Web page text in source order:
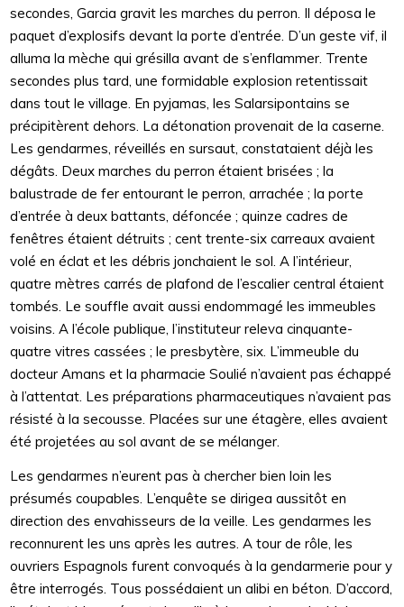
secondes, Garcia gravit les marches du perron. Il déposa le
paquet d’explosifs devant la porte d’entrée. D’un geste vif, il
alluma la mèche qui grésilla avant de s’enflammer. Trente
secondes plus tard, une formidable explosion retentissait
dans tout le village. En pyjamas, les Salarsipontains se
précipitèrent dehors. La détonation provenait de la caserne.
Les gendarmes, réveillés en sursaut, constataient déjà les
dégâts. Deux marches du perron étaient brisées ; la
balustrade de fer entourant le perron, arrachée ; la porte
d’entrée à deux battants, défoncée ; quinze cadres de
fenêtres étaient détruits ; cent trente-six carreaux avaient
volé en éclat et les débris jonchaient le sol. A l’intérieur,
quatre mètres carrés de plafond de l’escalier central étaient
tombés. Le souffle avait aussi endommagé les immeubles
voisins. A l’école publique, l’instituteur releva cinquante-
quatre vitres cassées ; le presbytère, six. L’immeuble du
docteur Amans et la pharmacie Soulié n’avaient pas échappé
à l’attentat. Les préparations pharmaceutiques n’avaient pas
résisté à la secousse. Placées sur une étagère, elles avaient
été projetées au sol avant de se mélanger.
Les gendarmes n’eurent pas à chercher bien loin les
présumés coupables. L’enquête se dirigea aussitôt en
direction des envahisseurs de la veille. Les gendarmes les
reconnurent les uns après les autres. A tour de rôle, les
ouvriers Espagnols furent convoqués à la gendarmerie pour y
être interrogés. Tous possédaient un alibi en béton. D’accord,